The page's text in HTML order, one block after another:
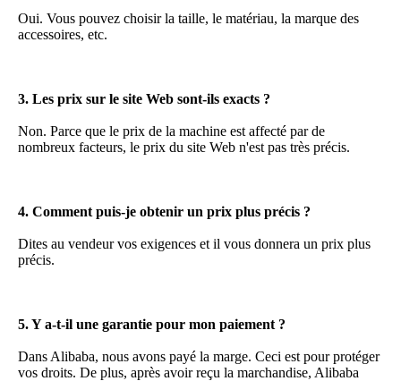
Oui. Vous pouvez choisir la taille, le matériau, la marque des
accessoires, etc.
3. Les prix sur le site Web sont-ils exacts ?
Non. Parce que le prix de la machine est affecté par de
nombreux facteurs, le prix du site Web n'est pas très précis.
4. Comment puis-je obtenir un prix plus précis ?
Dites au vendeur vos exigences et il vous donnera un prix plus
précis.
5. Y a-t-il une garantie pour mon paiement ?
Dans Alibaba, nous avons payé la marge. Ceci est pour protéger
vos droits. De plus, après avoir reçu la marchandise, Alibaba